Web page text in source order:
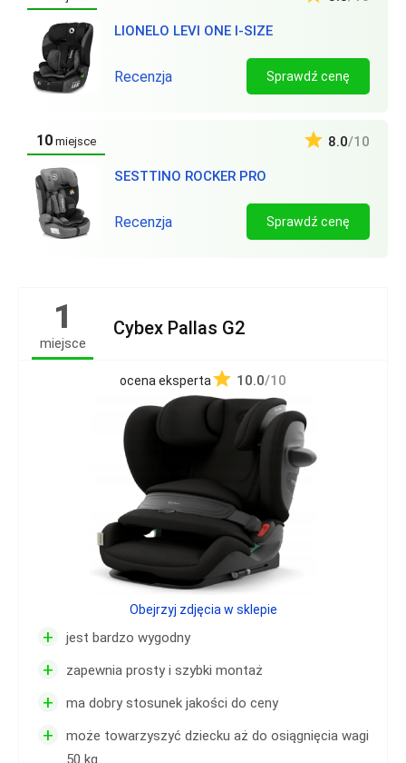
LIONELO LEVI ONE I-SIZE
Recenzja Sprawdź cenę
10 miejsce
SESTTINO ROCKER PRO
8.0/10
Recenzja Sprawdź cenę
1
miejsce
Cybex Pallas G2
ocena eksperta 10.0/10
+ jest bardzo wygodny
+ zapewnia prosty i szybki montaż
+ ma dobry stosunek jakości do ceny
+
może towarzyszyć dziecku aż do osiągnięcia wagi
50 kg
Obejrzyj zdjęcia w sklepie